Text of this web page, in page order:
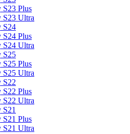
S23 Plus
S23 Ultra
S24
S24 Plus
S24 Ultra
S25
S25 Plus
S25 Ultra
S22
S22 Plus
S22 Ultra
S21
S21 Plus
S21 Ultra